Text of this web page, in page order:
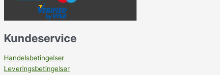
Kundeservice
Handelsbetingelser
Leveringsbetingelser